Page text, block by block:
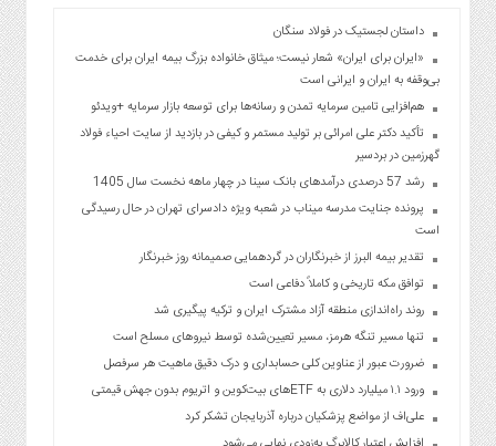
داستان لجستیک در فولاد سنگان
«ایران برای ایران» شعار نیست؛ میثاق خانواده بزرگ بیمه ایران برای خدمت
بی‌وقفه به ایران و ایرانی است
هم‌افزایی تامین سرمایه تمدن و رسانه‌ها برای توسعه بازار سرمایه +ویدئو
تأکید دکتر علی امرائی بر تولید مستمر و کیفی در بازدید از سایت احیاء فولاد
گهرزمین در بردسیر
رشد 57 درصدی درآمد‌های بانک سینا در چهار ماهه نخست سال 1405
پرونده جنایت مدرسه میناب در شعبه ویژه دادسرای تهران در حال رسیدگی
است
تقدیر بیمه البرز از خبرنگاران در گردهمایی صمیمانه روز خبرنگار
توافق مکه تاریخی و کاملاً دفاعی است
روند راه‌اندازی منطقه آزاد مشترک ایران و ترکیه پیگیری شد
تنها مسیر تنگه هرمز، مسیر تعیین‌شده توسط نیروهای مسلح است
ضرورت عبور از عناوین کلی حسابداری و درک دقیق ماهیت هر سرفصل
ورود ۱.۱ میلیارد دلاری به ETFهای بیت‌کوین و اتریوم بدون جهش قیمتی
علی‌اف از مواضع پزشکیان درباره آذربایجان تشکر کرد